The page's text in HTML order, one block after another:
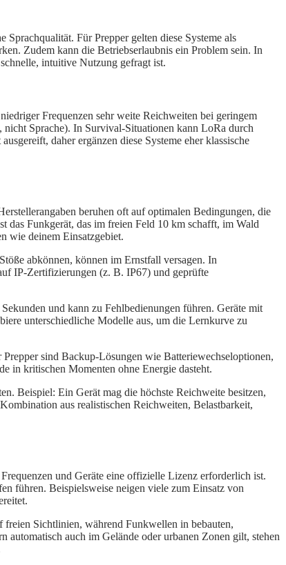
Für Prepper gelten diese Systeme als
Zudem kann die Betriebserlaubnis ein Problem sein. In
intuitive Nutzung gefragt ist.
Frequenzen sehr weite Reichweiten bei geringem
Sprache). In Survival-Situationen kann LoRa durch
daher ergänzen diese Systeme eher klassische
beruhen oft auf optimalen Bedingungen, die
das Funkgerät, das im freien Feld 10 km schafft, im Wald
wie deinem Einsatzgebiet.
abkönnen, können im Ernstfall versagen. In
IP-Zertifizierungen (z. B. IP67) und geprüfte
und kann zu Fehlbedienungen führen. Geräte mit
unterschiedliche Modelle aus, um die Lernkurve zu
sind Backup-Lösungen wie Batteriewechseloptionen,
in kritischen Momenten ohne Energie dasteht.
Beispiel: Ein Gerät mag die höchste Reichweite besitzen,
aus realistischen Reichweiten, Belastbarkeit,
und Geräte eine offizielle Lizenz erforderlich ist.
führen. Beispielsweise neigen viele zum Einsatz von
freien Sichtlinien, während Funkwellen in bebauten,
automatisch auch im Gelände oder urbanen Zonen gilt, stehen